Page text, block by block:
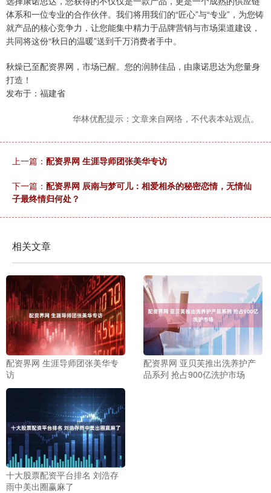
体系和一位专业的合作伙伴。我们将用我们的“匠心”与“专业”，为您铸
就产品的核心竞争力，让您能集中精力于品牌营销与市场渠道建设，
共同将这份“秋日的温暖”送到千万消费者手中。
秋燥已至配资界网，市场已醒。您的润肺佳品，由康诺思达为您量身
打造！
发布于：福建省
华林优配提示：文章来自网络，不代表本站观点。
上一篇： 配资界网 生涯导师团张美华专访
下一篇： 配资界网 辰南与梦可儿：相爱相杀的秘密恋情，无情仙
子最终情归何处？
相关文章
配资界网 生涯导师团张美华专
访
配资界网 亚贝芙推出洗养护产
品系列 抢占900亿洗护市场
十大股票配资平台排名 刘浩存
雨中美出圈赢麻了